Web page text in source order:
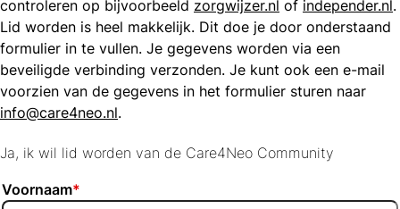
controleren op bijvoorbeeld zorgwijzer.nl of independer.nl.
Lid worden is heel makkelijk. Dit doe je door onderstaand
formulier in te vullen. Je gegevens worden via een
beveiligde verbinding verzonden. Je kunt ook een e-mail
voorzien van de gegevens in het formulier sturen naar
info@care4neo.nl.
Ja, ik wil lid worden van de Care4Neo Community
Voornaam*